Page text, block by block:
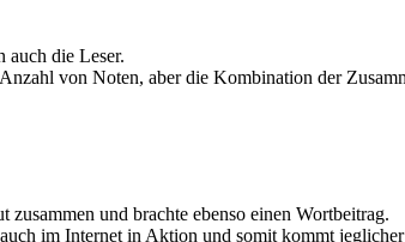
auch die Leser.
von Noten, aber die Kombination der
und brachte ebenso einen Wortbeitrag.
im Internet in Aktion und somit kommt jeglicher